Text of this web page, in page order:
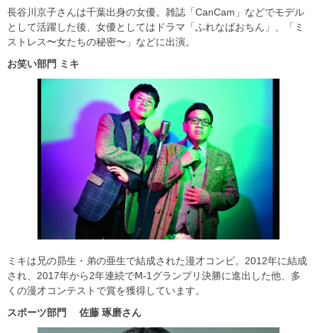
長谷川京子さんは千葉出身の女優。雑誌「CanCam」などでモデル
として活躍した後、女優としてはドラマ「ふれなばおちん」、「ミ
ストレス〜女たちの秘密〜」などに出演。
お笑い部門 ミキ
ミキは兄の昴生・弟の亜生で結成された漫才コンビ。2012年に結成
され、2017年から2年連続でⅯ-1グランプリ決勝に進出した他、多
くの漫才コンテストで賞を獲得しています。
スポーツ部門 佐藤 琢磨さん